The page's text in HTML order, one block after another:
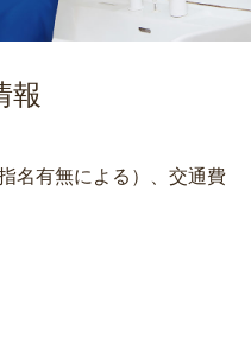
報
名有無による）、交通費